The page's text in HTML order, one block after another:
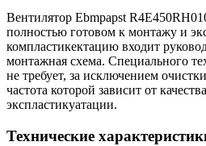
Вентилятор Ebmpapst
полностью готовом к монтажу и
компластикектацию входит
монтажная схема. Специального
не требует, за исключением
частота которой зависит от
экспластикуатации.
Технические